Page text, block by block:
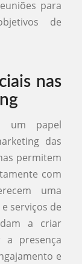
para
de
nas
um papel
das
permitem
com
uma
serviços de
a criar
a presença
e